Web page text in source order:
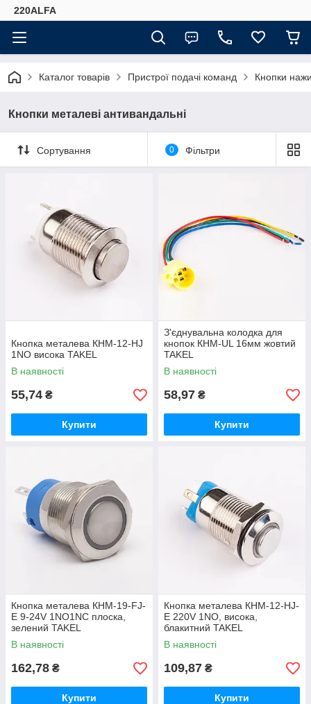
220ALFA
Каталог товарів Пристрої подачі команд Кнопки
Кнопки металеві антивандальні
Сортування 0 Фільтри
Кнопка металева КНМ-12-HJ
1NO висока TAKEL
В наявності
55,74 ₴
Купити
З'єднувальна колодка для
кнопок КНМ-UL 16мм жовтий
TAKEL
В наявності
58,97 ₴
Купити
Кнопка металева КНМ-19-FJ-
E 9-24V 1NO1NC плоска,
зелений TAKEL
В наявності
162,78 ₴
Купити
Кнопка металева КНМ-12-HJ-
E 220V 1NO, висока,
блакитний TAKEL
В наявності
109,87 ₴
Купити